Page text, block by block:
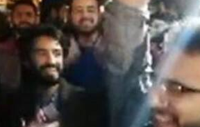
प्रदर्शनों के बीच सोशल मीडिया
हो रहे फैज साहित्य उत्सव में लगाए हैं।